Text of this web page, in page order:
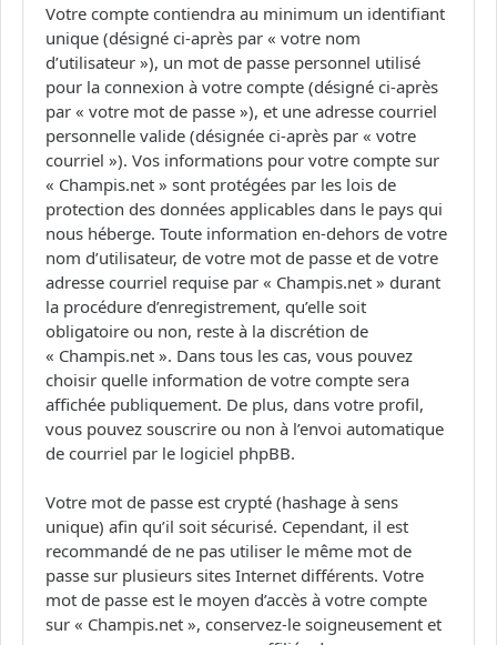
Votre compte contiendra au minimum un identifiant
unique (désigné ci-après par « votre nom
d’utilisateur »), un mot de passe personnel utilisé
pour la connexion à votre compte (désigné ci-après
par « votre mot de passe »), et une adresse courriel
personnelle valide (désignée ci-après par « votre
courriel »). Vos informations pour votre compte sur
« Champis.net » sont protégées par les lois de
protection des données applicables dans le pays qui
nous héberge. Toute information en-dehors de votre
nom d’utilisateur, de votre mot de passe et de votre
adresse courriel requise par « Champis.net » durant
la procédure d’enregistrement, qu’elle soit
obligatoire ou non, reste à la discrétion de
« Champis.net ». Dans tous les cas, vous pouvez
choisir quelle information de votre compte sera
affichée publiquement. De plus, dans votre profil,
vous pouvez souscrire ou non à l’envoi automatique
de courriel par le logiciel phpBB.
Votre mot de passe est crypté (hashage à sens
unique) afin qu’il soit sécurisé. Cependant, il est
recommandé de ne pas utiliser le même mot de
passe sur plusieurs sites Internet différents. Votre
mot de passe est le moyen d’accès à votre compte
sur « Champis.net », conservez-le soigneusement et